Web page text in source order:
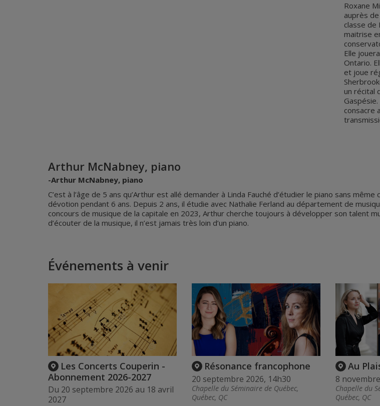
Roxane
auprès
classe de
maitrise
Elle
Ontario.
et joue
un récital
consacre
Arthur McNabney, piano
-Arthur McNabney, piano
C’est à l’âge de 5 ans qu’Arthur est allé demander à Linda Fauché d’étudier le piano sans
dévotion pendant 6 ans. Depuis 2 ans, il étudie avec Nathalie Ferland au département de
concours de musique de la capitale en 2023, Arthur cherche toujours à développer son talent
d’écouter de la musique, il n’est jamais très loin d’un piano.
Événements à venir
Les Concerts Couperin -
Abonnement 2026-2027
Du 20 septembre 2026 au 18 avril
2027
Résonance francophone
20 septembre 2026, 14h30
Chapelle du Séminaire de Québec,
Québec, QC
Au
8
Chapelle du
Québec, QC